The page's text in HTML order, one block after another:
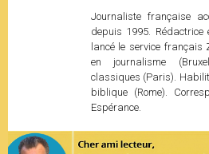
Journaliste française
depuis 1995. Rédactrice
lancé le service français
en journalisme
classiques (Paris).
biblique (Rome).
Espérance.